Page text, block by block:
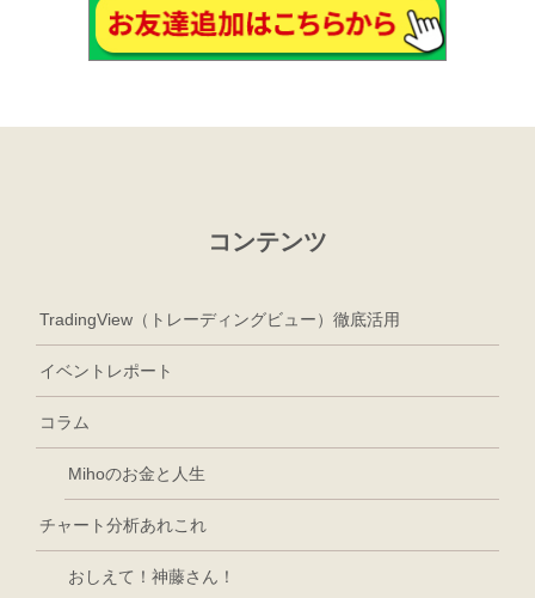
コンテンツ
TradingView（トレーディングビュー）徹底活用
イベントレポート
コラム
Mihoのお金と人生
チャート分析あれこれ
おしえて！神藤さん！